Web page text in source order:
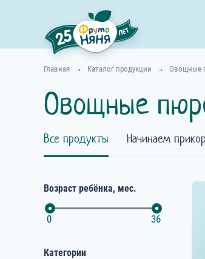
Главная Каталог продукции Овощные
Овощные
Все продукты Начинаем
Возраст ребёнка, мес.
0 36
Категории